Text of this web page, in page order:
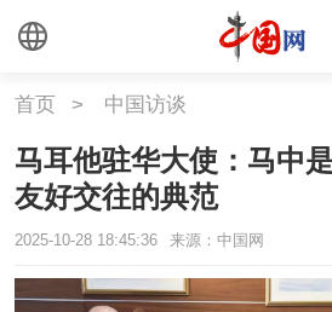
首页 > 中国访谈
马耳他驻华大使：马中
友好交往的典范
2025-10-28 18:45:36 来源：中国网